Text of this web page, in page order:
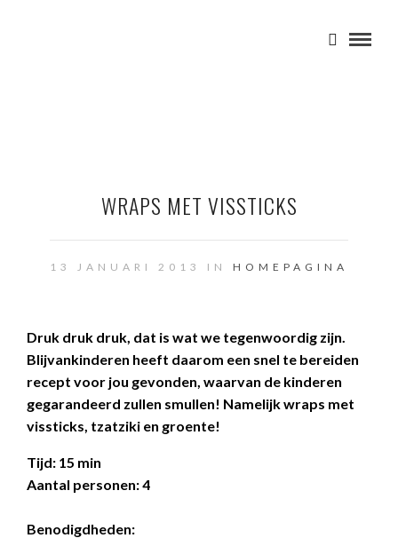
WRAPS MET VISSTICKS
13 JANUARI 2013 IN HOMEPAGINA
Druk druk druk, dat is wat we tegenwoordig zijn.
Blijvankinderen heeft daarom een snel te bereiden
recept voor jou gevonden, waarvan de kinderen
gegarandeerd zullen smullen! Namelijk wraps met
vissticks, tzatziki en groente!
Tijd: 15 min
Aantal personen: 4
Benodigdheden: